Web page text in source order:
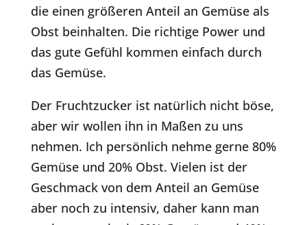
die einen größeren Anteil an Gemüse als
Obst beinhalten. Die richtige Power und
das gute Gefühl kommen einfach durch
das Gemüse.
Der Fruchtzucker ist natürlich nicht böse,
aber wir wollen ihn in Maßen zu uns
nehmen. Ich persönlich nehme gerne 80%
Gemüse und 20% Obst. Vielen ist der
Geschmack von dem Anteil an Gemüse
aber noch zu intensiv, daher kann man